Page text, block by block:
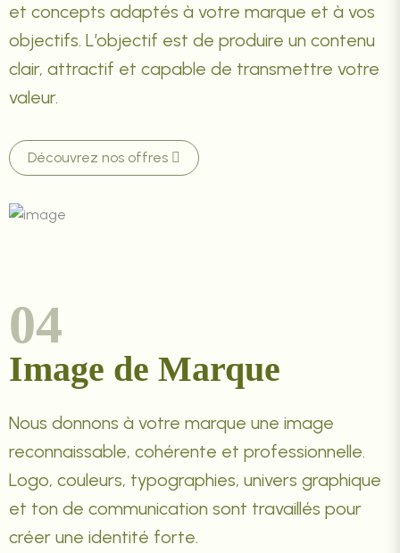
et concepts adaptés à votre marque et à vos
objectifs. L’objectif est de produire un contenu
clair, attractif et capable de transmettre votre
valeur.
Découvrez nos offres
04
Image de Marque
Nous donnons à votre marque une image
reconnaissable, cohérente et professionnelle.
Logo, couleurs, typographies, univers graphique
et ton de communication sont travaillés pour
créer une identité forte.